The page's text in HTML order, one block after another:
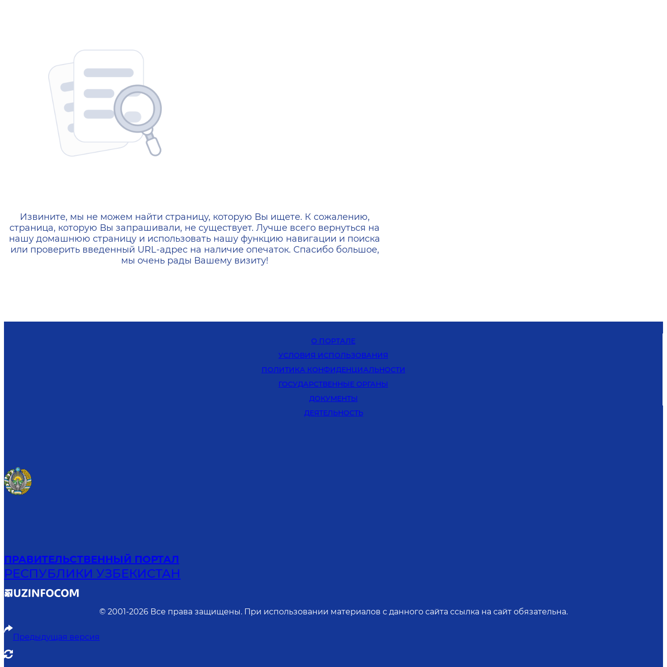
404 — Страница не найдена
Извините, мы не можем найти страницу, которую Вы ищете. К сожалению,
страница, которую Вы запрашивали, не существует. Лучше всего вернуться на
нашу домашнюю страницу и использовать нашу функцию навигации и поиска
или проверить введенный URL-адрес на наличие опечаток. Спасибо большое,
мы очень рады Вашему визиту!
О ПОРТАЛЕ
УСЛОВИЯ ИСПОЛЬЗОВАНИЯ
ПОЛИТИКА КОНФИДЕНЦИАЛЬНОСТИ
ГОСУДАРСТВЕННЫЕ ОРГАНЫ
ДОКУМЕНТЫ
ДЕЯТЕЛЬНОСТЬ
ПРАВИТЕЛЬСТВЕННЫЙ ПОРТАЛ
РЕСПУБЛИКИ УЗБЕКИСТАН
© 2001-2026 Все права защищены. При использовании материалов с данного сайта ссылка на сайт обязательна.
Предыдущая версия